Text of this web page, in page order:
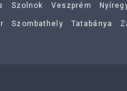
Szolnok Veszprém
Szombathely Tatabánya